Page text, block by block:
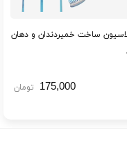
ساخت خمیردندان و دهان
175,000 تومان